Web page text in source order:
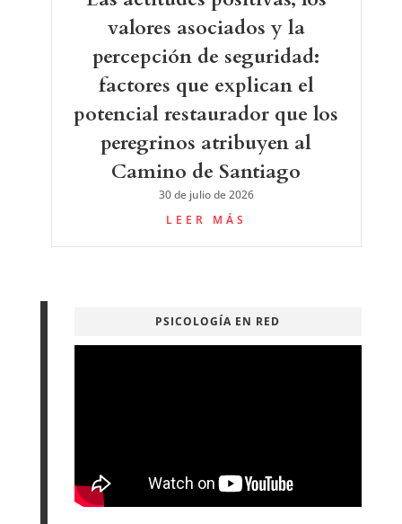
valores asociados y la
percepción de seguridad:
factores que explican el
potencial restaurador que los
peregrinos atribuyen al
Camino de Santiago
30 de julio de 2026
LEER MÁS
PSICOLOGÍA EN RED